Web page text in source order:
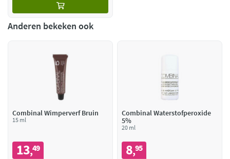
Anderen bekeken ook
Combinal Wimperverf Bruin
15 ml
13,49
Combinal Waterstofperoxide
5%
20 ml
8,95